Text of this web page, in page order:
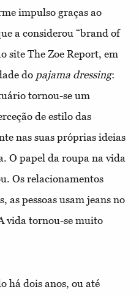
impulso graças ao
a considerou “brand of
site The Zoe Report, em
do pajama dressing:
tornou-se um
de estilo das
nas suas próprias ideias
O papel da roupa na vida
Os relacionamentos
as pessoas usam jeans no
vida tornou-se muito
há dois anos, ou até